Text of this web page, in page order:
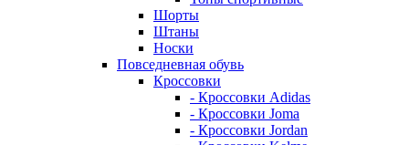
Шорты
Штаны
Носки
Повседневная обувь
Кроссовки
- Кроссовки Adidas
- Кроссовки Joma
- Кроссовки Jordan